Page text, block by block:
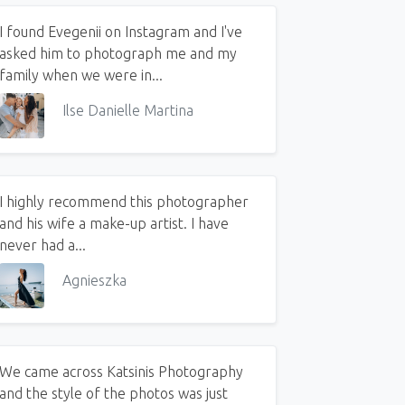
στην εκκλησία του Αγίου Σπυρίδωνα στην παλιά πόλη της Κέρκυρας
I found Evegenii on Instagram and I've
asked him to photograph me and my
family when we were in...
Ilse Danielle Martina
I highly recommend this photographer
and his wife a make-up artist. I have
never had a...
Agnieszka
We came across Katsinis Photography
and the style of the photos was just